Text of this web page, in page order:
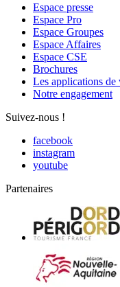
Espace presse
Espace Pro
Espace Groupes
Espace Affaires
Espace CSE
Brochures
Les applications de
Notre engagement
Suivez-nous !
facebook
instagram
youtube
Partenaires